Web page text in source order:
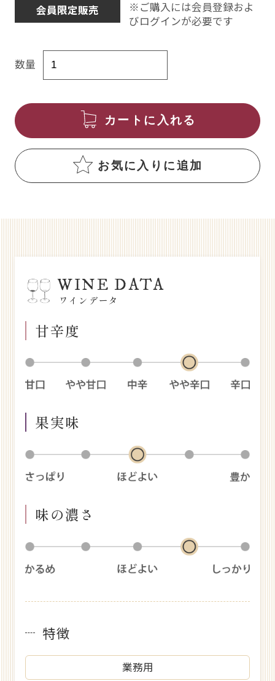
会員限定販売
※ご購入には会員登録およ
びログインが必要です
数量
カートに入れる
お気に入りに追加
WINE DATA
ワインデータ
甘辛度
果実味
味の濃さ
特徴
業務用